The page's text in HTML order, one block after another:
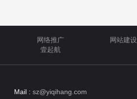
网络推广 网站建设
壹起航
Mail : sz@yiqihang.com